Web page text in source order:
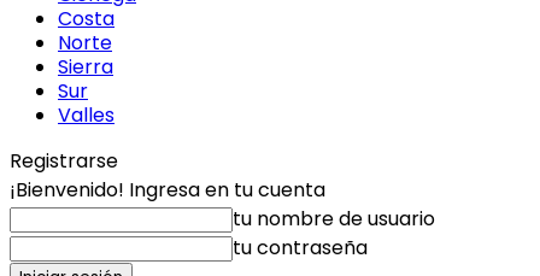
Costa
Norte
Sierra
Sur
Valles
Registrarse
¡Bienvenido! Ingresa en tu cuenta
tu nombre de usuario
tu contraseña